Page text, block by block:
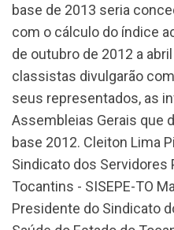
base de 2013 seria
com o cálculo do índice
de outubro de 2012 a
classistas divulgarão
seus representados, as
Assembleias Gerais que
base 2012. Cleiton Lima
Sindicato dos Servidores
Tocantins - SISEPE-TO
Presidente do Sindicato